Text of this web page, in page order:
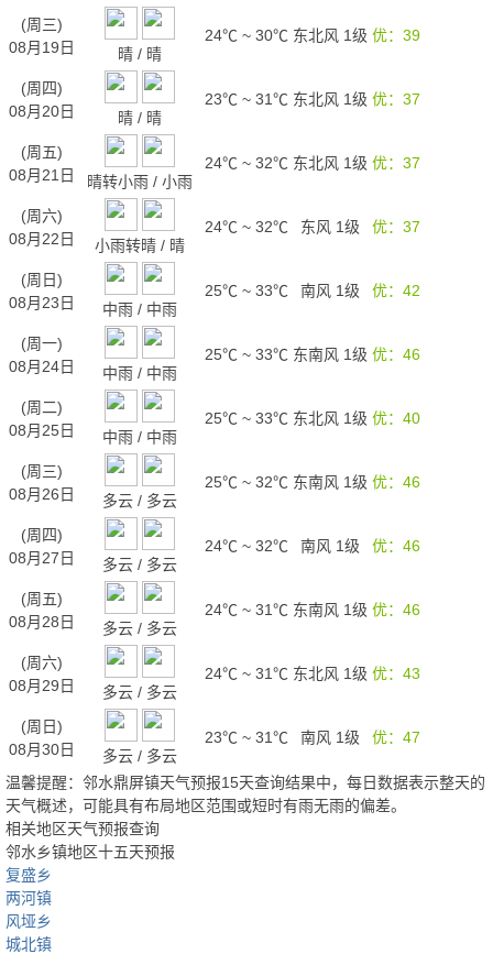
(周三)
08月19日
晴 / 晴
24℃ ~ 30℃ 东北风 1级 优：39
(周四)
08月20日
晴 / 晴
23℃ ~ 31℃ 东北风 1级 优：37
(周五)
08月21日
晴转小雨 / 小雨
24℃ ~ 32℃ 东北风 1级 优：37
(周六)
08月22日
小雨转晴 / 晴
24℃ ~ 32℃ 东风 1级 优：37
(周日)
08月23日
中雨 / 中雨
25℃ ~ 33℃ 南风 1级 优：42
(周一)
08月24日
中雨 / 中雨
25℃ ~ 33℃ 东南风 1级 优：46
(周二)
08月25日
中雨 / 中雨
25℃ ~ 33℃ 东北风 1级 优：40
(周三)
08月26日
多云 / 多云
25℃ ~ 32℃ 东南风 1级 优：46
(周四)
08月27日
多云 / 多云
24℃ ~ 32℃ 南风 1级 优：46
(周五)
08月28日
多云 / 多云
24℃ ~ 31℃ 东南风 1级 优：46
(周六)
08月29日
多云 / 多云
24℃ ~ 31℃ 东北风 1级 优：43
(周日)
08月30日
多云 / 多云
23℃ ~ 31℃ 南风 1级 优：47
温馨提醒：邻水鼎屏镇天气预报15天查询结果中，每日数据表示整天的
天气概述，可能具有布局地区范围或短时有雨无雨的偏差。
相关地区天气预报查询
邻水乡镇地区十五天预报
复盛乡
两河镇
风垭乡
城北镇